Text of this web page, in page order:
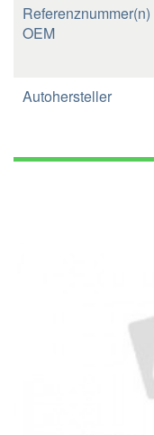
Referenznummer(n)
OEM
Autohersteller